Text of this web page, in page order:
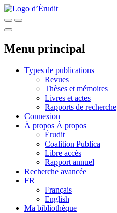
Menu principal
Types de publications
Revues
Thèses et mémoires
Livres et actes
Rapports de recherche
Connexion
À propos À propos
Érudit
Coalition Publica
Libre accès
Rapport annuel
Recherche avancée
FR
Français
English
Ma bibliothèque